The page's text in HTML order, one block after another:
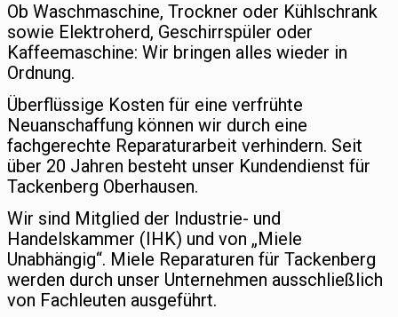
Ob Waschmaschine, Trockner oder Kühlschrank
sowie Elektroherd, Geschirrspüler oder
Kaffeemaschine: Wir bringen alles wieder in
Ordnung.
Überflüssige Kosten für eine verfrühte
Neuanschaffung können wir durch eine
fachgerechte Reparaturarbeit verhindern. Seit
über 20 Jahren besteht unser Kundendienst für
Tackenberg Oberhausen.
Wir sind Mitglied der Industrie- und
Handelskammer (IHK) und von „Miele
Unabhängig“. Miele Reparaturen für Tackenberg
werden durch unser Unternehmen ausschließlich
von Fachleuten ausgeführt.